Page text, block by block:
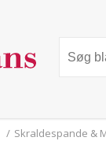
/ Skraldespande &